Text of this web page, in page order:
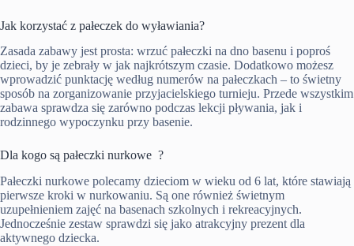
Jak korzystać z pałeczek do wyławiania?
Zasada zabawy jest prosta: wrzuć pałeczki na dno basenu i poproś
dzieci, by je zebrały w jak najkrótszym czasie. Dodatkowo możesz
wprowadzić punktację według numerów na pałeczkach – to świetny
sposób na zorganizowanie przyjacielskiego turnieju. Przede wszystkim
zabawa sprawdza się zarówno podczas lekcji pływania, jak i
rodzinnego wypoczynku przy basenie.
Dla kogo są pałeczki nurkowe ?
Pałeczki nurkowe polecamy dzieciom w wieku od 6 lat, które stawiają
pierwsze kroki w nurkowaniu. Są one również świetnym
uzupełnieniem zajęć na basenach szkolnych i rekreacyjnych.
Jednocześnie zestaw sprawdzi się jako atrakcyjny prezent dla
aktywnego dziecka.